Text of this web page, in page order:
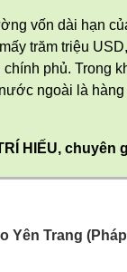
vốn dài hạn
trăm triệu
chính phủ. Trong
ngoài là hàng
HIẾU, chuyên
Yên Trang